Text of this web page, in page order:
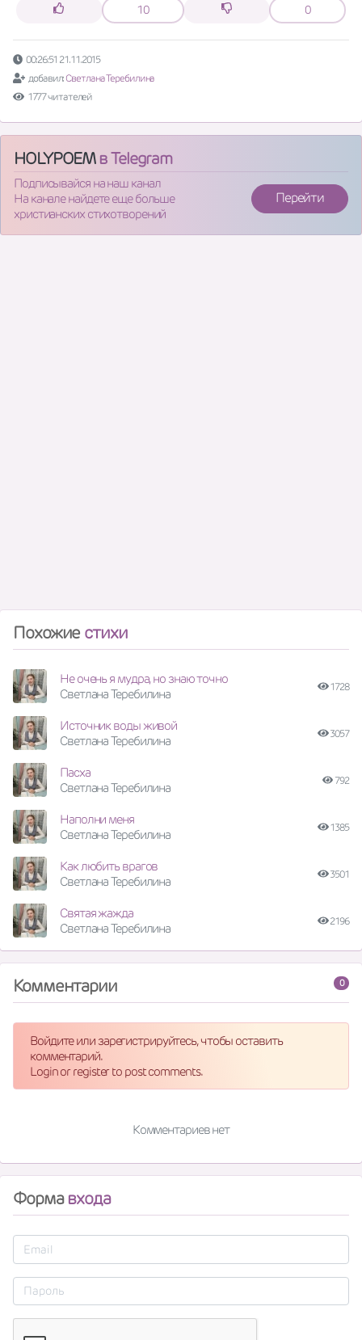
10 0
00:26:51 21.11.2015
добавил: Светлана Теребилина
1777 читателей
HOLYPOEMв Telegram
Подписывайся на наш канал
На канале найдете еще больше
христианских стихотворений
Перейти
Похожие стихи
Не очень я мудра, но знаю точно
Светлана Теребилина
1728
Источник воды живой
Светлана Теребилина
3057
Пасха
Светлана Теребилина
792
Наполни меня
Светлана Теребилина
1385
Как любить врагов
Светлана Теребилина
3501
Святая жажда
Светлана Теребилина
2196
0
Комментарии
Войдите или зарегистрируйтесь, чтобы оставить
комментарий.
Login or register to post comments.
Комментариев нет
Формавхода